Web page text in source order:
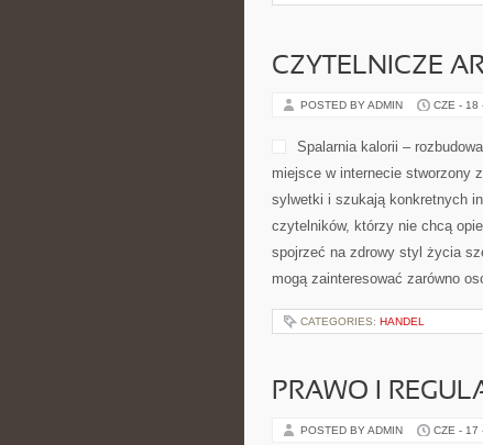
CZYTELNICZE
POSTED BY ADMIN CZE - 18
Spalarnia kalorii –
miejsce w internecie stworzony
sylwetki i szukają konkretnych
czytelników, którzy nie chcą
spojrzeć na zdrowy styl życia
mogą zainteresować zarówno
CATEGORIES: HANDEL
PRAWO I
POSTED BY ADMIN CZE - 17